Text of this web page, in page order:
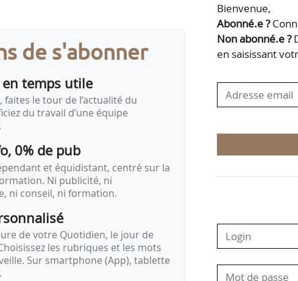
de Stéphane Gallais, porte-parole national de la
président de la Coordination rurale et…
de s'abonner
en temps utile
faites le tour de l’actualité du
du travail d’une équipe
0% de pub
et équidistant, centré sur la
Ni publicité, ni
ni conseil, ni formation.
de votre Quotidien, le jour de
les rubriques et les mots
Sur smartphone (App), tablette
Bienvenue,
Abonné.e ?
Non abonné.e ?
en saisissant